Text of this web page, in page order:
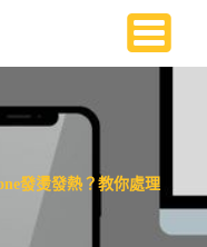
發燙發熱？教你處理